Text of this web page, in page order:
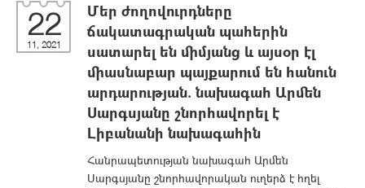
22
11, 2021
Մեր ժողովուրդները
ճակատագրական պահերին
սատարել են միմյանց և այսօր էլ
միասնաբար պայքարում են հանուն
արդարության. նախագահ Արմեն
Սարգսյանը շնորհավորել է
Լիբանանի նախագահին
Հանրապետության նախագահ Արմեն
Սարգսյանը շնորհավորական ուղերձ է հղել